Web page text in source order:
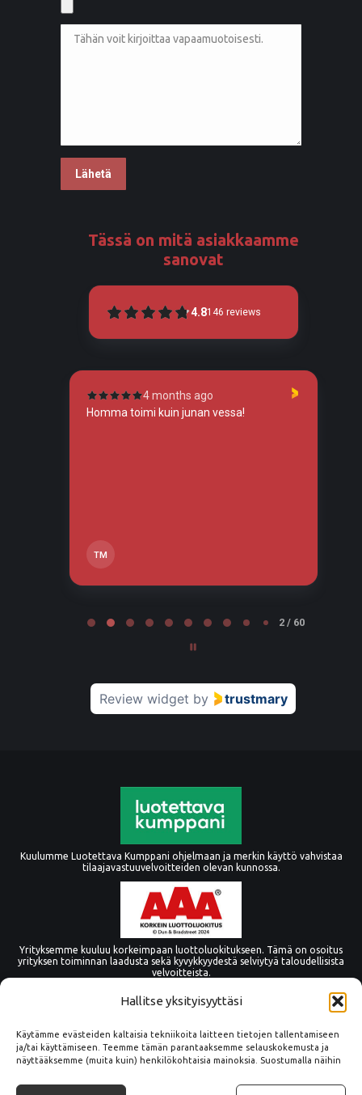
Hallitse yksityisyyttäsi
Käytämme evästeiden kaltaisia tekniikoita laitteen tietojen tallentamiseen
ja/tai käyttämiseen. Teemme tämän parantaaksemme selauskokemusta ja
näyttääksemme (muita kuin) henkilökohtaisia mainoksia. Suostumalla näihin
selauskäyttäytymistä tai yksilöllisiä tunnuksia. Suostumuksen epääminen tai
Tässä on mitä asiakkaamme
sanovat
4.8146 reviews
4 months ago
Homma toimi kuin junan vessa!
TM
2 / 60
Review widget by trustmary
Kuulumme Luotettava Kumppani ohjelmaan ja merkin käyttö vahvistaa
tilaajavastuuvelvoitteiden olevan kunnossa.
Yrityksemme kuuluu korkeimpaan luottoluokitukseen. Tämä on osoitus
yrityksen toiminnan laadusta sekä kyvykkyydestä selviytyä taloudellisista
velvoitteista.